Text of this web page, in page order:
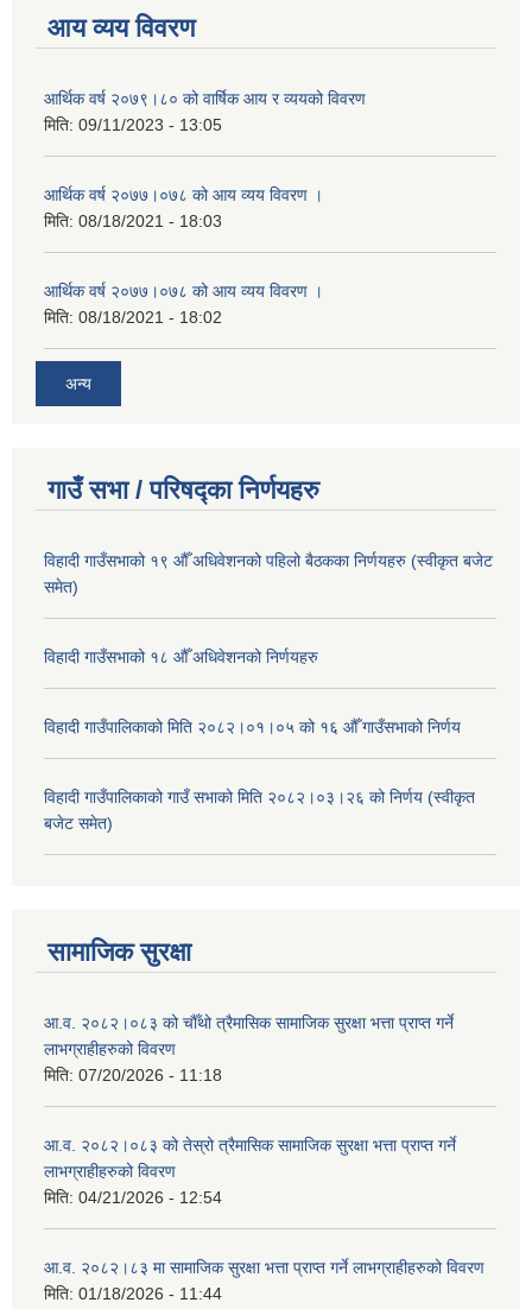
आय व्यय विवरण
आर्थिक वर्ष २०७९।८० को वार्षिक आय र व्ययको विवरण
मिति: 09/11/2023 - 13:05
आर्थिक वर्ष २०७७।०७८ को आय व्यय विवरण ।
मिति: 08/18/2021 - 18:03
आर्थिक वर्ष २०७७।०७८ को आय व्यय विवरण ।
मिति: 08/18/2021 - 18:02
अन्य
गाउँ सभा / परिषद्का निर्णयहरु
विहादी गाउँसभाको १९ औँ अधिवेशनको पहिलो बैठकका निर्णयहरु (स्वीकृत बजेट
समेत)
विहादी गाउँसभाको १८ औँ अधिवेशनको निर्णयहरु
विहादी गाउँपालिकाको मिति २०८२।०१।०५ को १६ औँ गाउँसभाको निर्णय
विहादी गाउँपालिकाको गाउँ सभाको मिति २०८२।०३।२६ को निर्णय (स्वीकृत
बजेट समेत)
सामाजिक सुरक्षा
आ.व. २०८२।०८३ को चौँथो त्रैमासिक सामाजिक सुरक्षा भत्ता प्राप्त गर्ने
लाभग्राहीहरुको विवरण
मिति: 07/20/2026 - 11:18
आ.व. २०८२।०८३ को तेस्रो त्रैमासिक सामाजिक सुरक्षा भत्ता प्राप्त गर्ने
लाभग्राहीहरुको विवरण
मिति: 04/21/2026 - 12:54
आ.व. २०८२।८३ मा सामाजिक सुरक्षा भत्ता प्राप्त गर्ने लाभग्राहीहरुको विवरण
मिति: 01/18/2026 - 11:44